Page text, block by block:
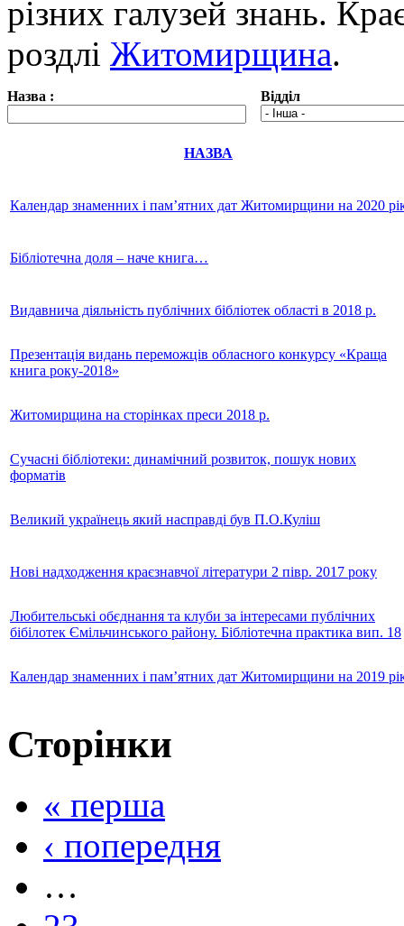
різних галузей знань.
роздлі Житомирщина.
Назва : Відділ
НАЗВА
Календар знаменних і пам’ятних дат Житомирщини на 2020
Бібліотечна доля – наче книга…
Видавнича діяльність публічних бібліотек області в 2018 р.
Презентація видань переможців обласного конкурсу «Краща
книга року-2018»
Житомирщина на сторінках преси 2018 р.
Сучасні бібліотеки: динамічний розвиток, пошук нових
форматів
Великий українець який насправді був П.О.Куліш
Нові надходження краєзнавчої літератури 2 півр. 2017 року
Любительські обєднання та клуби за інтересами публічних
бібілотек Ємільчинського району. Бібліотечна практика вип. 18
Календар знаменних і пам’ятних дат Житомирщини на 2019
Сторінки
« перша
‹ попередня
…